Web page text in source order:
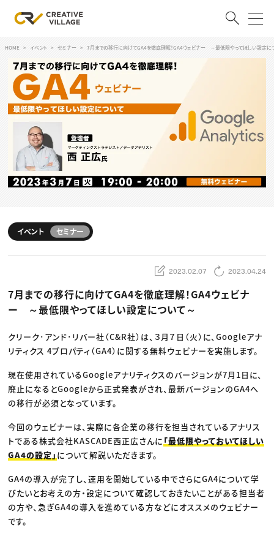
ACCOUNT
ログイン
RECRUIT
クリエイター求人を探す
CREATIVE JOB求人検索
特集求人
採用説明会
スキルアップしたい！
デザイン
編集・ライティング
マーケティング
ディレクション
業界解説・キャリア事情
TOP Creator’s コラム
Webクリエイター
アプリクリエイター
ゲームクリエイター
映像クリエイター
クリエイターインタビュー
C＆R Magazine
セミナー
ニュース・トレンド トップ
Web
ゲーム・エンタメ
広告
出版
CREATIVE VILLAGEからのお知らせ
プロフェッショナル×つながる×メディア
HOME イベント セミナー 7月までの移行に向けてGA4を徹底理解！GA4ウェビナー ～最低限やってほしい設定に
イベント セミナー
2023.02.07 2023.04.24
7月までの移行に向けてGA4を徹底理解！GA4ウェビナ
ー ～最低限やってほしい設定について～
クリーク･アンド･リバー社（C&R社）は、３月７日（火）に、Googleアナ
リティクス 4プロパティ（GA4）に関する無料ウェビナーを実施します。
現在使用されているGoogleアナリティクスのバージョンが7月1日に、
廃止になるとGoogleから正式発表がされ、最新バージョンのGA4へ
の移行が必須となっています。
今回のウェビナーは、実際に各企業の移行を担当されているアナリス
トである株式会社KASCADE西正広さんに 「最低限やっておいてほしい
GA4の設定」 について解説いただきます。
GA4の導入が完了し、運用を開始している中でさらにGA4について学
びたいとお考えの方・設定について確認しておきたいことがある担当者
の方や、急ぎGA4の導入を進めている方などにオススメのウェビナー
です。